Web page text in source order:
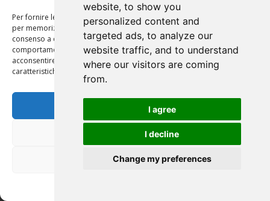
website, to show you
personalized content and
targeted ads, to analyze our
website traffic, and to understand
where our visitors are coming
from.
I agree
I decline
Change my preferences
Per fornire le migliori esperienze, utilizziamo tecnologie come i cookie
per memorizzare e/o accedere alle informazioni del dispositivo. Il
consenso a queste tecnologie ci permetterà di elaborare dati come il
comportamento di navigazione o ID unici su questo sito. Non
acconsentire o ritirare il consenso può influire negativamente su alcune
caratteristiche e funzioni.
Accetta
Nega
Visualizza le preferenze